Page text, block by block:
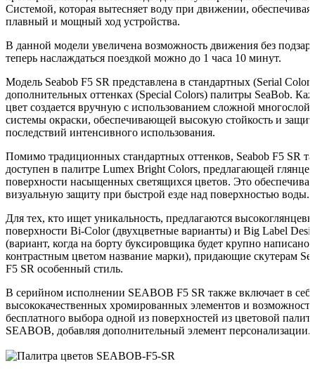
Системой, которая вытесняет воду при движении, обеспечивая
плавный и мощный ход устройства.
В данной модели увеличена возможность движения без
теперь наслаждаться поездкой можно до 1 часа 10 минут.
Модель Seabob F5 SR представлена в стандартных (Serial
дополнительных оттенках (Special Colors) палитры SeaBob.
цвет создается вручную с использованием сложной
системы окраски, обеспечивающей высокую стойкость и
последствий интенсивного использования.
Помимо традиционных стандартных оттенков, Seabob F5 SR
доступен в палитре Lumex Bright Colors, предлагающей
поверхности насыщенных светящихся цветов. Это
визуальную защиту при быстрой езде над поверхностью воды.
Для тех, кто ищет уникальность, предлагаются
поверхности Bi-Color (двухцветные варианты) и Big Label
(вариант, когда на борту буксировщика будет крупно написано
контрастным цветом название марки), придающие скутерам
F5 SR особенный стиль.
В серийном исполнении SEABOB F5 SR также включает в
высококачественных хромированных элементов и возможность
бесплатного выбора одной из поверхностей из цветовой
SEABOB, добавляя дополнительный элемент персонализации.